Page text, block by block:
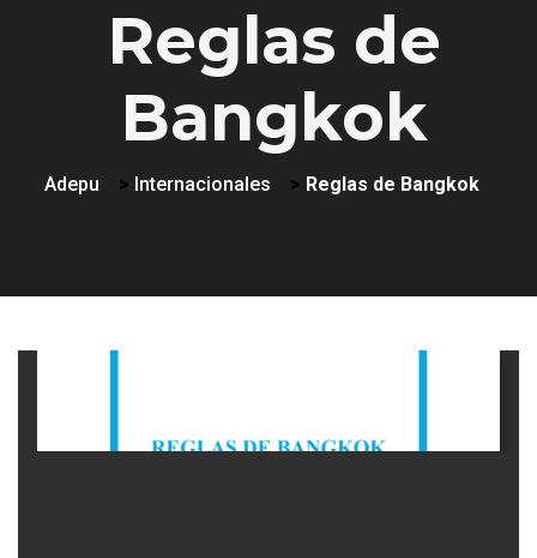
Reglas de
Bangkok
Adepu > Internacionales > Reglas de Bangkok